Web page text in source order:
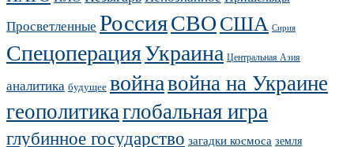
Просветленные РоссияСВОСША Сирия
СпецоперацияУкраина Центральная Азия
аналитика будущее войнавойна на Украине
геополитикаглобальная игра
глубинное государство загадки космоса земля